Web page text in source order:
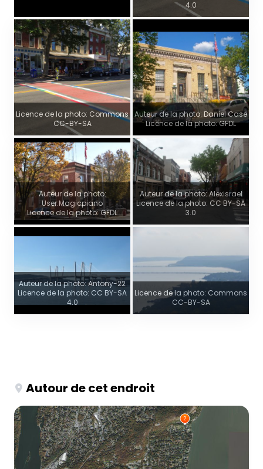
4.0
Licence de la photo: Commons
CC-BY-SA
Auteur de la photo: Daniel Case
Licence de la photo: GFDL
Auteur de la photo:
User:Magicpiano
Licence de la photo: GFDL
Auteur de la photo: Alexisrael
Licence de la photo: CC BY-SA
3.0
Auteur de la photo: Antony-22
Licence de la photo: CC BY-SA
4.0
Licence de la photo: Commons
CC-BY-SA
Autour de cet endroit